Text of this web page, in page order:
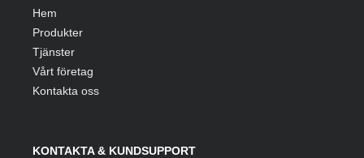
Hem
Produkter
Tjänster
Vårt företag
Kontakta oss
KONTAKTA & KUNDSUPPORT